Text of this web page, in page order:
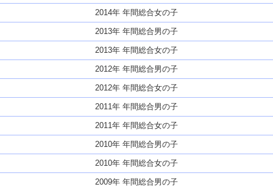
2014年 年間総合女の子
2013年 年間総合男の子
2013年 年間総合女の子
2012年 年間総合男の子
2012年 年間総合女の子
2011年 年間総合男の子
2011年 年間総合女の子
2010年 年間総合男の子
2010年 年間総合女の子
2009年 年間総合男の子